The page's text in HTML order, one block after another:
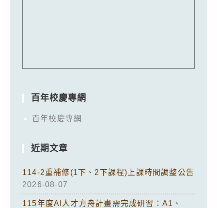
百年校慶專網
百年校慶專網
近期文章
114-2重補修(1下、2下課程)上課時間調整公告
2026-08-07
115年度AI人才方舟計畫需完成研習：A1、